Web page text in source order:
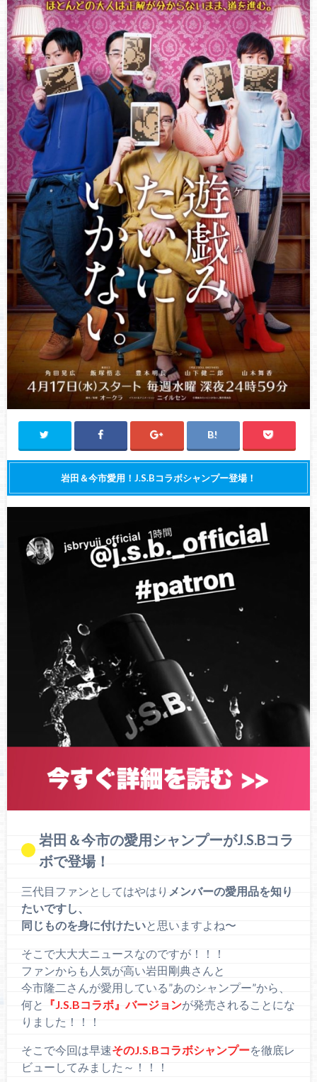
岩田＆今市愛用！J.S.Bコラボシャンプー登場！
岩田＆今市の愛用シャンプーがJ.S.Bコラ
ボで登場！
三代目ファンとしてはやはり メンバーの愛用品を知り
たいですし、
同じものを身に付けたいと思いますよね〜
そこで大大大ニュースなのですが！！！
ファンからも人気が高い岩田剛典さんと
今市隆二さんが愛用している”あのシャンプー”から、
何と
『J.S.Bコラボ』バージョンが発売されることにな
りました！！！
そこで今回は早速そのJ.S.Bコラボシャンプーを徹底レ
ビューしてみました～！！！